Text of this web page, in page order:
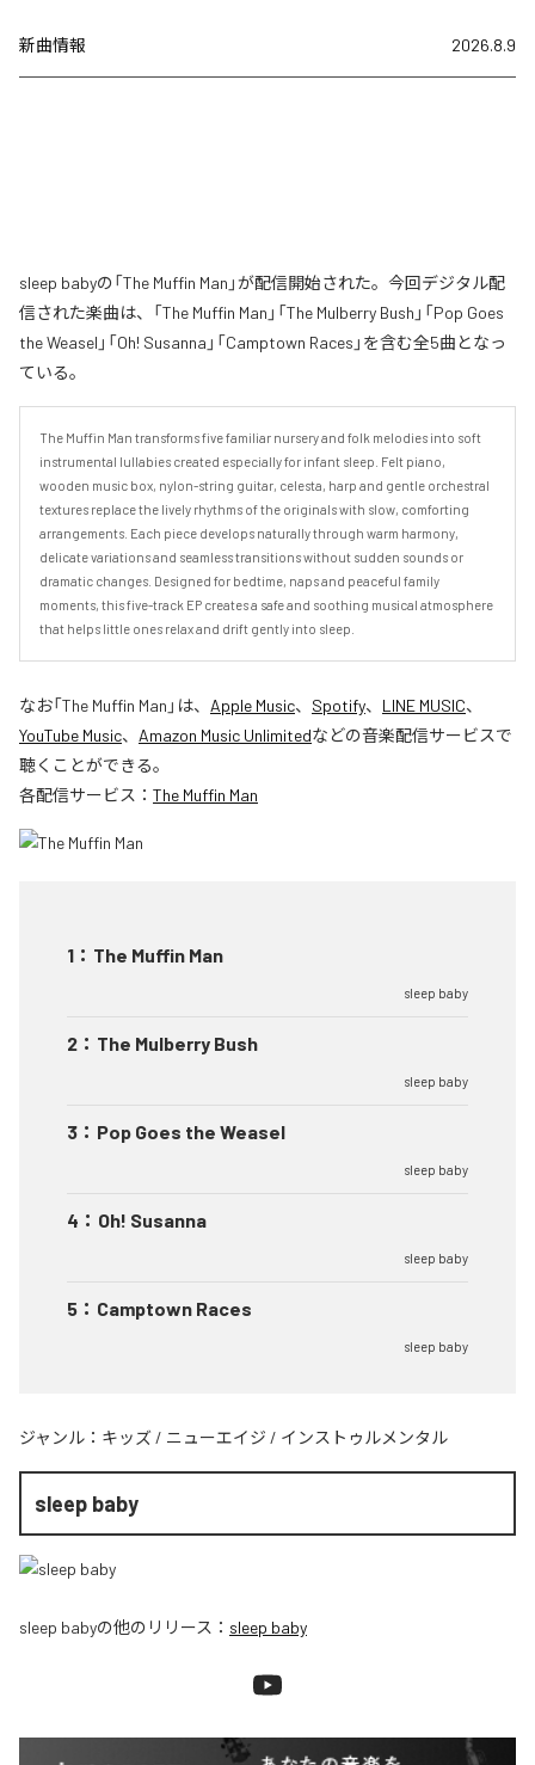
新曲情報 2026.8.9
sleep babyの「The Muffin Man」が配信開始された。今回デジタル配
信された楽曲は、「The Muffin Man」「The Mulberry Bush」「Pop Goes
the Weasel」「Oh! Susanna」「Camptown Races」を含む全5曲となっ
ている。
The Muffin Man transforms five familiar nursery and folk melodies into soft
instrumental lullabies created especially for infant sleep. Felt piano,
wooden music box, nylon-string guitar, celesta, harp and gentle orchestral
textures replace the lively rhythms of the originals with slow, comforting
arrangements. Each piece develops naturally through warm harmony,
delicate variations and seamless transitions without sudden sounds or
dramatic changes. Designed for bedtime, naps and peaceful family
moments, this five-track EP creates a safe and soothing musical atmosphere
that helps little ones relax and drift gently into sleep.
なお「The Muffin Man 」は、 Apple Music、 Spotify、 LINE MUSIC、
YouTube Music、 Amazon Music Unlimitedなどの音楽配信サービスで
聴くことができる。
各配信サービス： The Muffin Man
1 ： The Muffin Man
sleep baby
2 ： The Mulberry Bush
sleep baby
3 ： Pop Goes the Weasel
sleep baby
4 ： Oh! Susanna
sleep baby
5 ： Camptown Races
sleep baby
ジャンル： キッズ / ニューエイジ / インストゥルメンタル
sleep baby
sleep babyの他のリリース： sleep baby